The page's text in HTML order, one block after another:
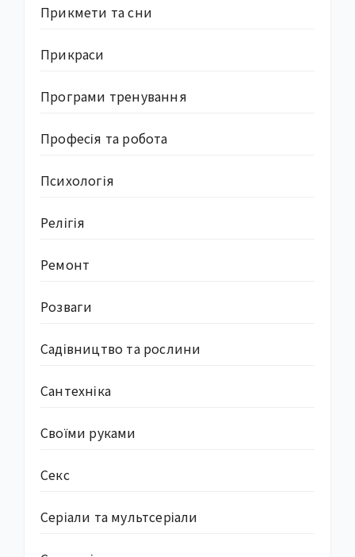
Прикмети та сни
Прикраси
Програми тренування
Професія та робота
Психологія
Релігія
Ремонт
Розваги
Садівництво та рослини
Сантехніка
Своїми руками
Секс
Серіали та мультсеріали